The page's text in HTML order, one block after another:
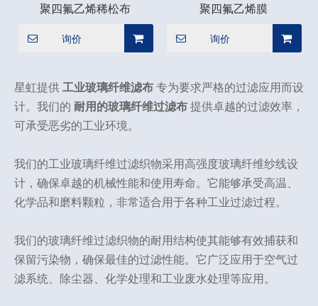
聚四氟乙烯稀松布
询价
聚四氟乙烯膜
询价
星虹提供工业玻璃纤维滤布专为要求严格的过滤应用而设
计。我们的 耐用的玻璃纤维过滤布提供卓越的过滤效率，
可承受恶劣的工业环境。
我们的工业玻璃纤维过滤织物采用高强度玻璃纤维纱线设
计，确保卓越的机械性能和使用寿命。它能够承受高温、
化学品和磨料颗粒，非常适合用于各种工业过滤过程。
我们的玻璃纤维过滤织物的耐用结构使其能够有效捕获和
保留污染物，确保最佳的过滤性能。它广泛应用于空气过
滤系统、除尘器、化学处理和工业废水处理等应用。